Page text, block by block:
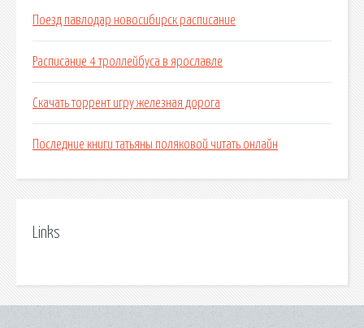
Поезд павлодар новосибирск расписание
Расписание 4 троллейбуса в ярославле
Скачать торрент игру железная дорога
Последние книги татьяны поляковой читать онлайн
Links